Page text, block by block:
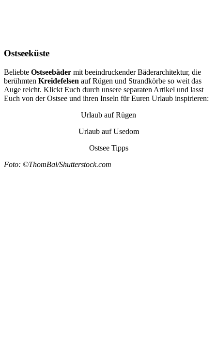
Ostseeküste
Beliebte Ostseebäder mit beeindruckender Bäderarchitektur, die
berühmten Kreidefelsen auf Rügen und Strandkörbe so weit das
Auge reicht. Klickt Euch durch unsere separaten Artikel und lasst
Euch von der Ostsee und ihren Inseln für Euren Urlaub inspirieren:
Urlaub auf Rügen
Urlaub auf Usedom
Ostsee Tipps
Foto: ©ThomBal/Shutterstock.com